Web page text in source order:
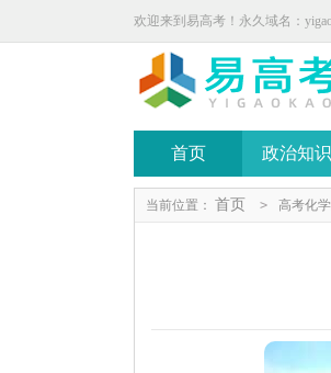
欢迎来到易高考！永久域名：
首页 政治知识
当前位置： 首页 > 高考化